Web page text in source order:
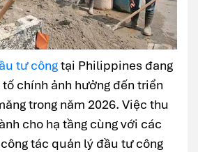
tư côngtại Philippines đang
chính ảnh hưởng đến triển
trong năm 2026. Việc thu
cho hạ tầng cùng với các
tác quản lý đầu tư công